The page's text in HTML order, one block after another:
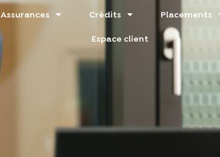
Assurances Crédits Placements
Espace client